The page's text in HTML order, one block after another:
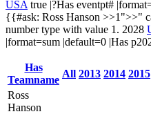
USA true |?Has eventpt#
{{#ask: Ross Hanson >>1 ">>"
number type with value 1. 2028
|format=sum |default=0 |Has
Has
Teamname
All 2013 2014 2015
Ross
Hanson